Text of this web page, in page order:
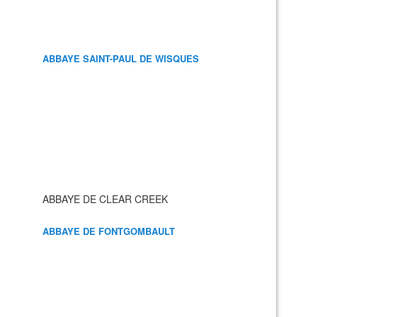
ABBAYE SAINT-PAUL DE WISQUES
ABBAYE DE CLEAR CREEK
ABBAYE DE FONTGOMBAULT